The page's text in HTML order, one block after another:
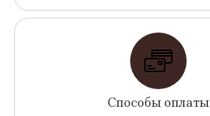
Способы оплаты